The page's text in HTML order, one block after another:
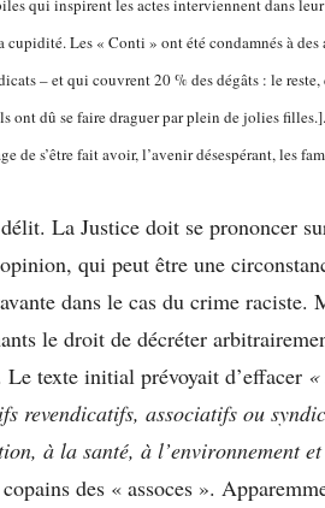
Les « Conti » ont été condamnés à
– et qui couvrent 20 % des dégâts : le
ont dû se faire draguer par plein de jolies
de s’être fait avoir, l’avenir désespérant, les
La Justice doit se prononcer
qui peut être une
dans le cas du crime raciste.
le droit de décréter
Le texte initial prévoyait d’effacer
revendicatifs, associatifs ou
à la santé, à l’environnement
des « assoces ».